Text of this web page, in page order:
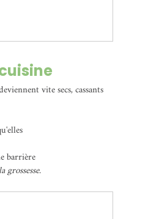
cuisine
vite secs, cassants
barrière
grossesse.